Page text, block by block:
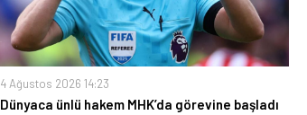
4 Ağustos 2026 14:23
Dünyaca ünlü hakem MHK’da görevine başladı